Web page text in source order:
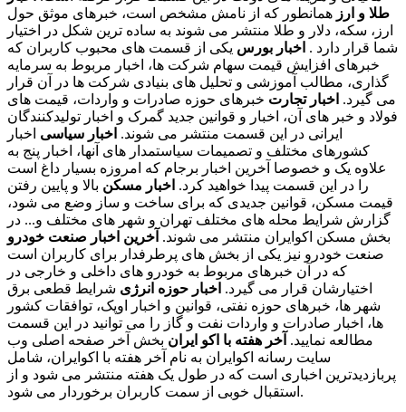
طلا و ارز همانطور که از نامش مشخص است، خبرهای موثق حول
ارز، سکه، دلار و طلا منتشر می شوند به ساده ترین شکل در اختیار
شما قرار دارد . اخبار بورس یکی از قسمت های محبوب کاربران که
خبرهای افزایش قیمت سهام شرکت ها، اخبار مربوط به سرمایه
گذاری، مطالب آموزشی و تحلیل های بنیادی شرکت ها در آن قرار
می گیرد. اخبار تجارت خبرهای حوزه صادرات و واردات، قیمت های
فولاد و خبر های آن، اخبار و قوانین جدید گمرک و اخبار تولیدکنندگان
ایرانی در این قسمت منتشر می شوند. اخبار سیاسی اخبار
کشورهای مختلف و تصمیمات سیاستمدار های آنها، اخبار پنج به
علاوه یک و خصوصا آخرین اخبار برجام که امروزه بسیار داغ است
را در این قسمت پیدا خواهید کرد. اخبار مسکن بالا و پایین رفتن
قیمت مسکن، قوانین جدیدی که برای ساخت و ساز وضع می شود،
گزارش شرایط محله های مختلف تهران و شهر های مختلف و... در
بخش مسکن اکوایران منتشر می شوند. آخرین اخبار صنعت خودرو
صنعت خودرو نیز یکی از بخش های پرطرفدار برای کاربران است
که در آن خبرهای مربوط به خودرو های داخلی و خارجی در
اختیارشان قرار می گیرد. اخبار حوزه انرژی شرایط قطعی برق
شهر ها، خبرهای حوزه نفتی، قوانین و اخبار اوپک، توافقات کشور
ها، اخبار صادرات و واردات نفت و گاز را می توانید در این قسمت
مطالعه نمایید. آخر هفته با اکو ایران بخش آخر صفحه اصلی وب
سایت رسانه اکوایران به نام آخر هفته با اکوایران، شامل
پربازدیدترین اخباری است که در طول یک هفته منتشر می شود و از
استقبال خوبی از سمت کاربران برخوردار می شود.